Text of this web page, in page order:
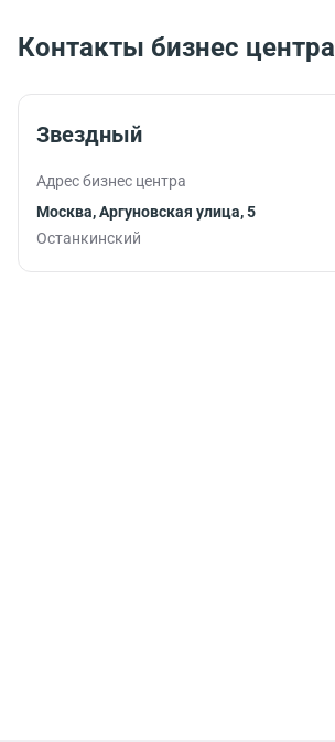
бодрости и
продуктивно
работу.
Контакты бизнес центра
Звездный
Адрес бизнес центра
Москва, Аргуновская улица, 5
Останкинский